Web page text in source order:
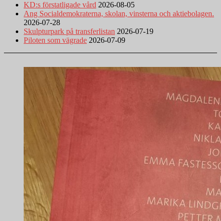
KD:s förstatligade vård 2026-08-05
Ang Socialdemokraterna, skolan, vinsterna och aktiebolagen.
2026-07-28
Skulpturpark på transferlistan 2026-07-19
Piloten som vägrade 2026-07-09